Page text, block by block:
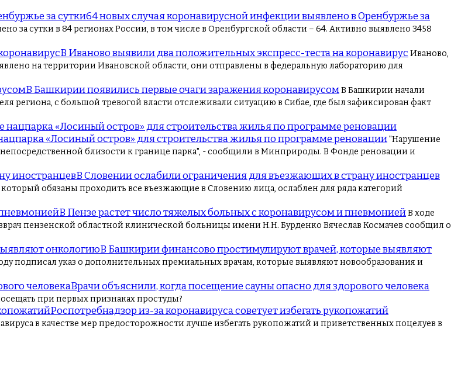
64 новых случая коронавирусной инфекции выявлено в Оренбуржье за
за сутки в 84 регионах России, в том числе в Оренбургской области – 64. Активно выявлено 3458
В Иваново выявили два положительных экспресс-теста на коронавирус Иваново,
на территории Ивановской области, они отправлены в федеральную лабораторию для
В Башкирии появились первые очаги заражения коронавирусомВ Башкирии начали
региона, с большой тревогой власти отслеживали ситуацию в Сибае, где был зафиксирован факт
«Лосиный остров» для строительства жилья по программе реновации"Нарушение
близости к границе парка", - сообщили в Минприроды. В Фонде реновации и
В Словении ослабили ограничения для въезжающих в страну иностранцев
обязаны проходить все въезжающие в Словению лица, ослаблен для ряда категорий
В Пензе растет число тяжелых больных с коронавирусом и пневмониейВ ходе
пензенской областной клинической больницы имени Н.Н. Бурденко Вячеслав Космачев сообщил о
В Башкирии финансово простимулируют врачей, которые выявляют
подписал указ о дополнительных премиальных врачам, которые выявляют новообразования и
Врачи объяснили, когда посещение сауны опасно для здорового человека
при первых признаках простуды?
Роспотребнадзор из-за коронавируса советует избегать рукопожатий
в качестве мер предосторожности лучше избегать рукопожатий и приветственных поцелуев в